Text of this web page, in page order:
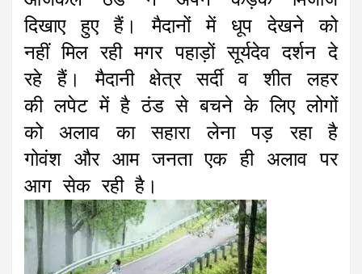
t
s
A
p
p
b
o
o
k
s
e
n
g
e
r
t
t
e
r
i
l
r
a
m
दिखाए हुए हैं। मैदानों में धूप देखने को
नहीं मिल रही मगर पहाड़ों सूर्यदेव दर्शन दे
रहे हैं। मैदानी क्षेत्र सर्दी व शीत लहर
की लपेट में है ठंड से बचने के लिए लोगों
को अलाव का सहारा लेना पड़ रहा है
गोवंश और आम जनता एक ही अलाव पर
आग सेक रही है।